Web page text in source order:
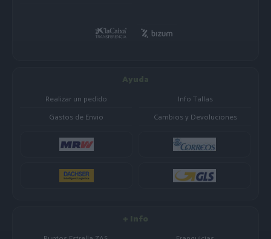
Ayuda
Realizar un pedido
Info Tallas
Gastos de Envio
Cambios y Devoluciones
+ Info